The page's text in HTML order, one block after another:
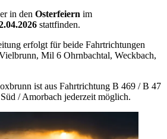
in den Osterfeiern im
stattfinden.
erfolgt für beide Fahrtrichtungen
Mil 6 Ohrnbachtal, Weckbach,
ist aus Fahrtrichtung B 469 / B 47
/ Amorbach jederzeit möglich.